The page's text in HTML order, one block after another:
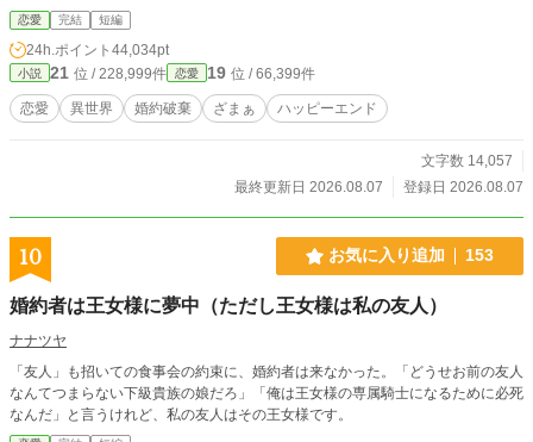
恋愛 完結 短編
24h.ポイント 44,034pt
小説 21 位 / 228,999件 恋愛 19 位 / 66,399件
恋愛 異世界 婚約破棄 ざまぁ ハッピーエンド
文字数 14,057
最終更新日 2026.08.07
登録日 2026.08.07
10 お気に入り追加 153
婚約者は王女様に夢中（ただし王女様は私の友人）
ナナツヤ
「友人」も招いての食事会の約束に、婚約者は来なかった。「どうせお前の友人
なんてつまらない下級貴族の娘だろ」「俺は王女様の専属騎士になるために必死
なんだ」と言うけれど、私の友人はその王女様です。